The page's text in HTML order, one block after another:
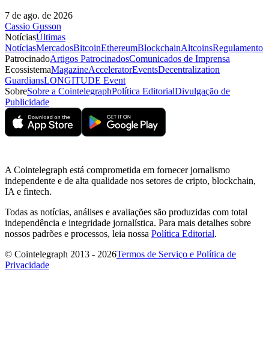
7 de ago. de 2026
Cassio Gusson
NotíciasÚltimas
NotíciasMercadosBitcoinEthereumBlockchainAltcoinsRegulamento
PatrocinadoArtigos PatrocinadosComunicados de Imprensa
EcossistemaMagazineAcceleratorEventsDecentralization
GuardiansLONGITUDE Event
SobreSobre a CointelegraphPolítica EditorialDivulgação de
Publicidade
A Cointelegraph está comprometida em fornecer jornalismo
independente e de alta qualidade nos setores de cripto, blockchain,
IA e fintech.
Todas as notícias, análises e avaliações são produzidas com total
independência e integridade jornalística. Para mais detalhes sobre
nossos padrões e processos, leia nossa Política Editorial.
© Cointelegraph 2013 - 2026Termos de Serviço e Política de
Privacidade